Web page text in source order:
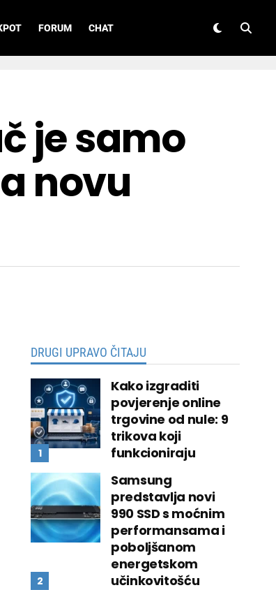
FORUM CHAT
je samo
novu
DRUGI UPRAVO ČITAJU
Kako izgraditi
povjerenje online
trgovine od nule: 9
trikova koji
funkcioniraju
Samsung
predstavlja novi
990 SSD s moćnim
performansama i
poboljšanom
energetskom
učinkovitošću